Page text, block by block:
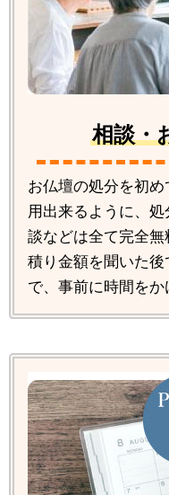
相談・
お仏壇の処分を初
用出来るように、
談などは全て完全
積り金額を聞いた
で、事前に時間をか